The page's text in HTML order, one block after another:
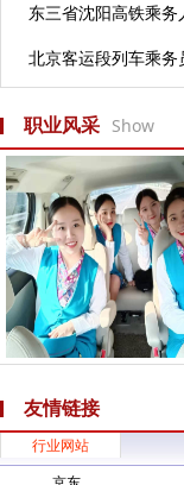
职业风采 Show
友情链接
行业网站